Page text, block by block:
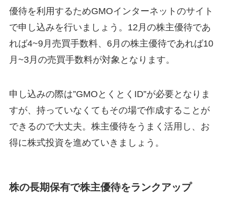
優待を利用するためGMOインターネットのサイト
で申し込みを行いましょう。12月の株主優待であ
れば4~9月売買手数料、6月の株主優待であれば10
月~3月の売買手数料が対象となります。
申し込みの際は”GMOとくとくID”が必要となりま
すが、持っていなくてもその場で作成することが
できるので大丈夫。株主優待をうまく活用し、お
得に株式投資を進めていきましょう。
株の長期保有で株主優待をランクアップ